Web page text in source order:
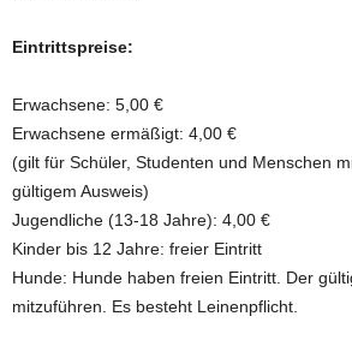
Eintrittspreise:
Erwachsene: 5,00 €
Erwachsene ermäßigt: 4,00 €
(gilt für Schüler, Studenten und Menschen
gültigem Ausweis)
Jugendliche (13-18 Jahre): 4,00 €
Kinder bis 12 Jahre: freier Eintritt
Hunde: Hunde haben freien Eintritt. Der
mitzuführen. Es besteht Leinenpflicht.